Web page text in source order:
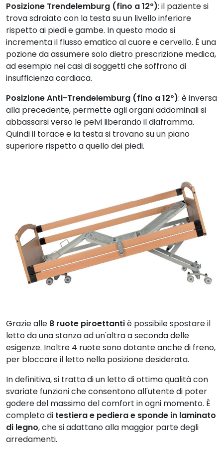
Posizione Trendelemburg (fino a 12º): il paziente si
trova sdraiato con la testa su un livello inferiore
rispetto ai piedi e gambe. In questo modo si
incrementa il flusso ematico al cuore e cervello. È una
pozione da assumere solo dietro prescrizione medica,
ad esempio nei casi di soggetti che soffrono di
insufficienza cardiaca.
Posizione Anti-Trendelemburg (fino a 12º): è inversa
alla precedente, permette agli organi addominali si
abbassarsi verso le pelvi liberando il diaframma.
Quindi il torace e la testa si trovano su un piano
superiore rispetto a quello dei piedi.
Grazie alle 8 ruote piroettantiè possibile spostare il
letto da una stanza ad un'altra a seconda delle
esigenze. Inoltre 4 ruote sono dotante anche di freno,
per bloccare il letto nella posizione desiderata.
In definitiva, si tratta di un letto di ottima qualità con
svariate funzioni che consentono all'utente di poter
godere del massimo del comfort in ogni momento. È
completo di testiera e pediera e sponde in laminato
di legno, che si adattano alla maggior parte degli
arredamenti.